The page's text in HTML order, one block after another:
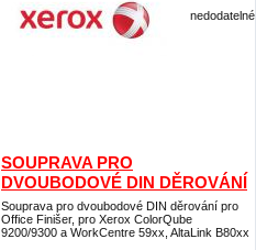
SOUPRAVA PRO
DVOUBODOVÉ DIN DĚROVÁNÍ
Souprava pro dvoubodové DIN děrování pro
Office Finišer, pro Xerox ColorQube
9200/9300 a WorkCentre 59xx, AltaLink B80xx
nedodatelné